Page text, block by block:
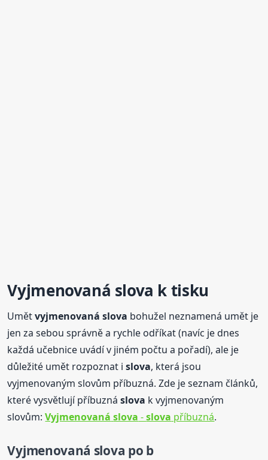
Vyjmenovaná slova k tisku
Umětvyjmenovaná slova bohužel neznamená umět je
jen za sebou správně a rychle odříkat (navíc je dnes
každá učebnice uvádí v jiném počtu a pořadí), ale je
důležité umět rozpoznat islova, která jsou
vyjmenovaným slovům příbuzná. Zde je seznam článků,
které vysvětlují příbuznáslova k vyjmenovaným
slovům:Vyjmenovaná slova -slova příbuzná.
Vyjmenovaná slova po b